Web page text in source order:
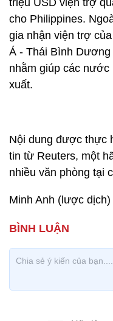
triệu USD viện trợ
cho Philippines.
gia nhận viện trợ
Á - Thái Bình
nhằm giúp các nước
xuất.
Nội dung được thực
tin từ Reuters, một
nhiều văn phòng tại
Minh Anh (lược dịch)